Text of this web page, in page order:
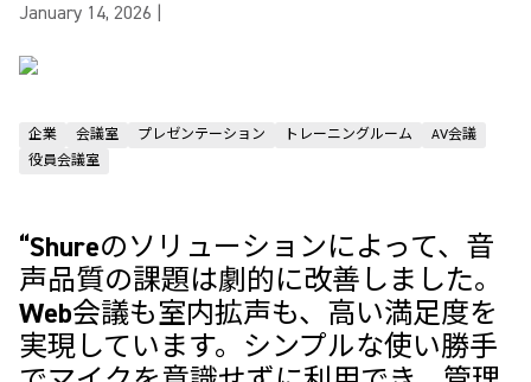
January 14, 2026
企業 会議室 プレゼンテーション トレーニングルーム
AV会議
役員会議室
“Shureのソリューションによって、音
声品質の課題は劇的に改善しました。
Web会議も室内拡声も、高い満足度を
実現しています。シンプルな使い勝手